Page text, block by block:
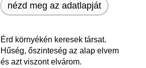
nézd meg az adatlapját
Érd környékén keresek társat.
Hűség, őszinteség az alap elvem
és azt viszont elvárom.